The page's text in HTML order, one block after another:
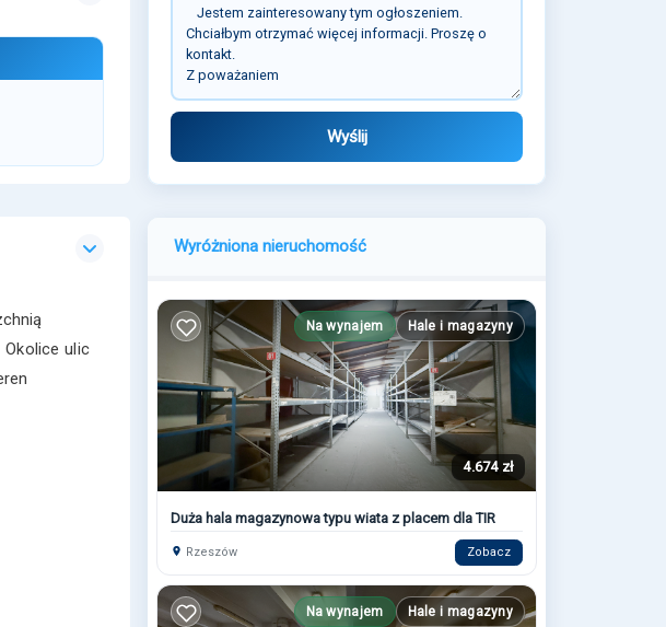
ulic
Wyślij
Wyróżniona nieruchomość
Na wynajem Hale i magazyny
4.674 zł
Duża hala magazynowa typu wiata z placem dla TIR
Rzeszów Zobacz
Na wynajem Hale i magazyny